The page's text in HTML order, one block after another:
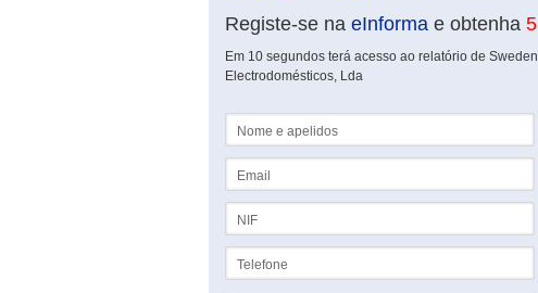
Registe-se na eInforma e obtenha
Em 10 segundos terá acesso ao relatório de
Electrodomésticos, Lda